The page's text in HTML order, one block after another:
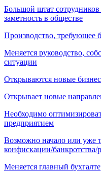
Большой штат
заметность в обществе
Производство, требующее
Меняется руководство,
ситуации
Открываются новые
Открывает новые
Необходимо
предприятием
Возможно начало или уже
конфискации/банкротства/
Меняется главный